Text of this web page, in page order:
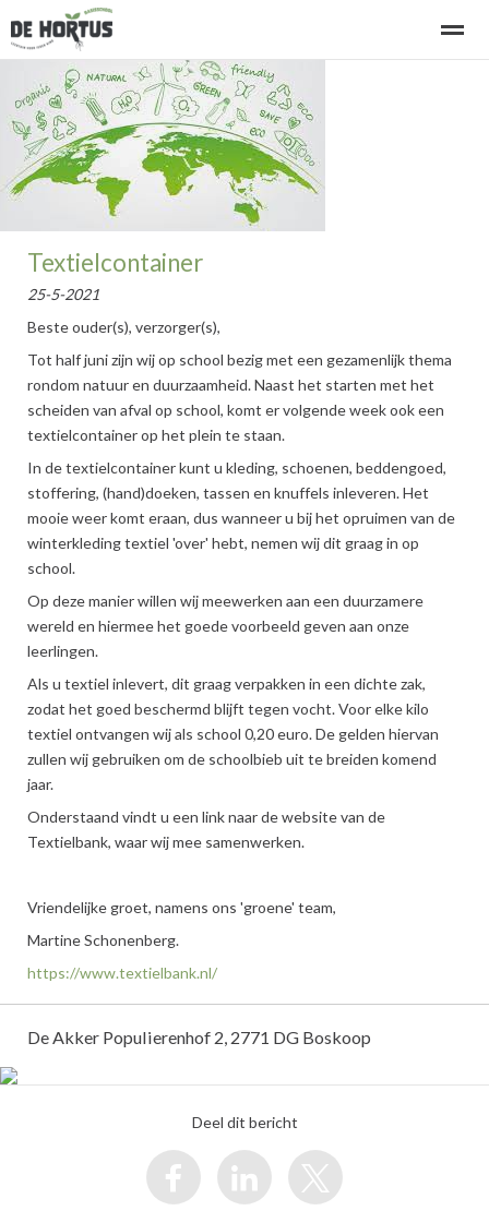
Welkom bij basisschool de Hortus Kennismaken - rondleiding
Home Bellen E-mail
Textielcontainer
25-5-2021
Beste ouder(s), verzorger(s),
Tot half juni zijn wij op school bezig met een gezamenlijk thema
rondom natuur en duurzaamheid. Naast het starten met het
scheiden van afval op school, komt er volgende week ook een
textielcontainer op het plein te staan.
In de textielcontainer kunt u kleding, schoenen, beddengoed,
stoffering, (hand)doeken, tassen en knuffels inleveren. Het
mooie weer komt eraan, dus wanneer u bij het opruimen van de
winterkleding textiel 'over' hebt, nemen wij dit graag in op
school.
Op deze manier willen wij meewerken aan een duurzamere
wereld en hiermee het goede voorbeeld geven aan onze
leerlingen.
Als u textiel inlevert, dit graag verpakken in een dichte zak,
zodat het goed beschermd blijft tegen vocht. Voor elke kilo
textiel ontvangen wij als school 0,20 euro. De gelden hiervan
zullen wij gebruiken om de schoolbieb uit te breiden komend
jaar.
Onderstaand vindt u een link naar de website van de
Textielbank, waar wij mee samenwerken.
Vriendelijke groet, namens ons 'groene' team,
Martine Schonenberg.
https://www.textielbank.nl/
De Akker Populierenhof 2, 2771 DG Boskoop
Deel dit bericht